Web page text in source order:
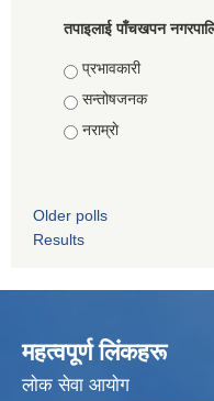
तपाइलाई पाँचखपन
Choices
प्रभावकारी
सन्तोषजनक
नराम्राे
Older polls
Results
महत्वपूर्ण लिंकहरू
लाेक सेवा आयाेग